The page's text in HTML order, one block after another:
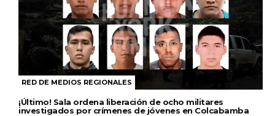
RED DE MEDIOS REGIONALES
¡Último! Sala ordena liberación de ocho militares
investigados por crímenes de jóvenes en Colcabamba